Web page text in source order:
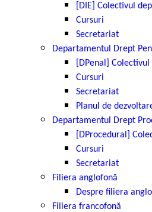
[DIE] Colectivul
Cursuri
Secretariat
Departamentul Drept
[DPenal]
Cursuri
Secretariat
Planul de
Departamentul Drept
[DProcedural]
Cursuri
Secretariat
Filiera anglofonă
Despre filiera
Filiera francofonă